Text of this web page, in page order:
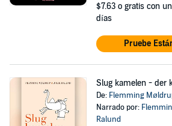
$7.63 o gratis con
días
Pruebe
Slug kamelen - der
De: Flemming
Narrado por:
Ralund